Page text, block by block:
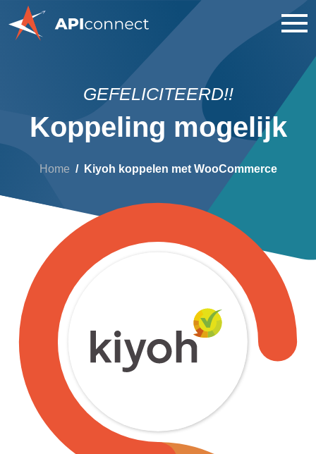
GEFELICITEERD!!
Koppeling mogelijk
Home Kiyoh koppelen met WooCommerce